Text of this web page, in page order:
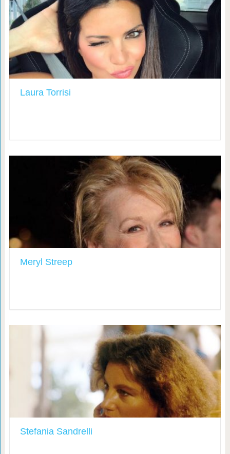
Laura Torrisi
Meryl Streep
Stefania Sandrelli